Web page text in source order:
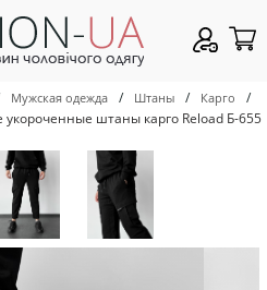
Мужская одежда / Штаны / Карго
/
штаны карго Reload Б-655